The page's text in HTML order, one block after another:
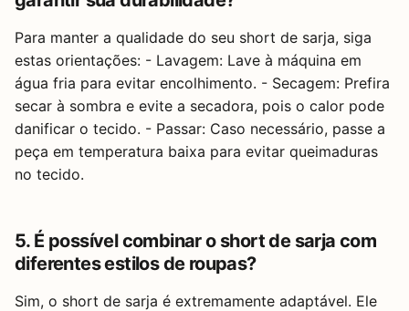
Para manter a qualidade do seu short de sarja, siga
estas orientações: - Lavagem: Lave à máquina em
água fria para evitar encolhimento. - Secagem: Prefira
secar à sombra e evite a secadora, pois o calor pode
danificar o tecido. - Passar: Caso necessário, passe a
peça em temperatura baixa para evitar queimaduras
no tecido.
5. É possível combinar o short de sarja com
diferentes estilos de roupas?
Sim, o short de sarja é extremamente adaptável. Ele